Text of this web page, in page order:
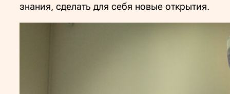
знания, сделать для себя новые открытия.